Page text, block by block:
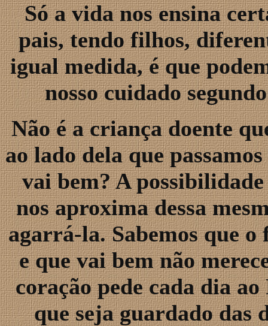
Só a vida nos ensina
pais, tendo filhos,
igual medida, é que
nosso cuidado
Não é a criança doente
ao lado dela que
vai bem? A
nos aproxima dessa
agarrá-la. Sabemos que
e que vai bem não
coração pede cada dia
que seja guardado das